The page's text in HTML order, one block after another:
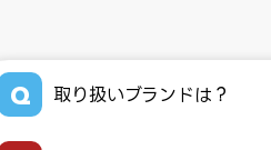
取り扱いブランドは？